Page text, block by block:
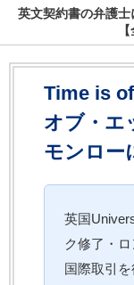
英文契約書の弁護
Time is
オブ・
モンロー
英国
ク修了・
国際取引を